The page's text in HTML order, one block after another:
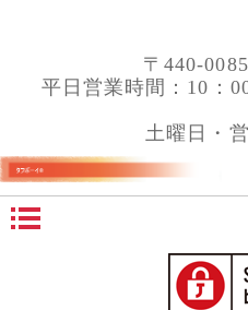
〒440-
平日営業時間：10：
土曜日・